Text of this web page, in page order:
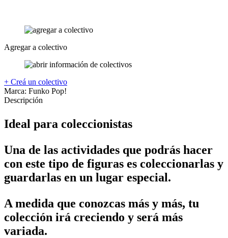
Agregar a colectivo
+ Creá un colectivo
Marca: Funko Pop!
Descripción
Ideal para coleccionistas
Una de las actividades que podrás hacer
con este tipo de figuras es coleccionarlas y
guardarlas en un lugar especial.
A medida que conozcas más y más, tu
colección irá creciendo y será más
variada.